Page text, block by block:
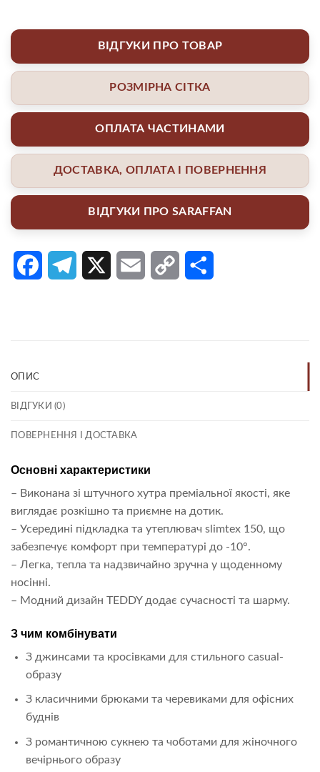
ВІДГУКИ ПРО ТОВАР
РОЗМІРНА СІТКА
ОПЛАТА ЧАСТИНАМИ
ДОСТАВКА, ОПЛАТА І ПОВЕРНЕННЯ
ВІДГУКИ ПРО SARAFFAN
FacebookTelegram Email Copy
ОПИС
ВІДГУКИ (0)
ПОВЕРНЕННЯ І ДОСТАВКА
Основні характеристики
– Виконана зі штучного хутра преміальної якості, яке
виглядає розкішно та приємне на дотик.
– Усередині підкладка та утеплювач slimtex 150, що
забезпечує комфорт при температурі до -10°.
– Легка, тепла та надзвичайно зручна у щоденному
носінні.
– Модний дизайн TEDDY додає сучасності та шарму.
З чим комбінувати
З джинсами та кросівками для стильного casual-
образу
З класичними брюками та черевиками для офісних
буднів
З романтичною сукнею та чоботами для жіночного
вечірнього образу